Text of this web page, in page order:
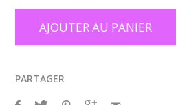
AJOUTER AU PANIER
PARTAGER